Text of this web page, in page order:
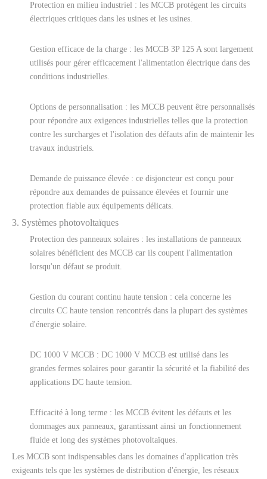
Protection en milieu industriel : les MCCB protègent les circuits
électriques critiques dans les usines et les usines.
Gestion efficace de la charge : les MCCB 3P 125 A sont largement
utilisés pour gérer efficacement l'alimentation électrique dans des
conditions industrielles.
Options de personnalisation : les MCCB peuvent être personnalisés
pour répondre aux exigences industrielles telles que la protection
contre les surcharges et l'isolation des défauts afin de maintenir les
travaux industriels.
Demande de puissance élevée : ce disjoncteur est conçu pour
répondre aux demandes de puissance élevées et fournir une
protection fiable aux équipements délicats.
3. Systèmes photovoltaïques
Protection des panneaux solaires : les installations de panneaux
solaires bénéficient des MCCB car ils coupent l'alimentation
lorsqu'un défaut se produit.
Gestion du courant continu haute tension : cela concerne les
circuits CC haute tension rencontrés dans la plupart des systèmes
d'énergie solaire.
DC 1000 V MCCB : DC 1000 V MCCB est utilisé dans les
grandes fermes solaires pour garantir la sécurité et la fiabilité des
applications DC haute tension.
Efficacité à long terme : les MCCB évitent les défauts et les
dommages aux panneaux, garantissant ainsi un fonctionnement
fluide et long des systèmes photovoltaïques.
Les MCCB sont indispensables dans les domaines d'application très
exigeants tels que les systèmes de distribution d'énergie, les réseaux